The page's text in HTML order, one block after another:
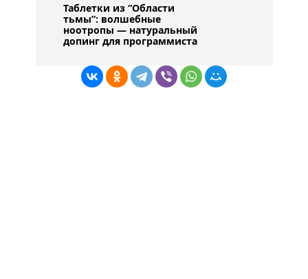
Таблетки из “Области
тьмы”: волшебные
ноотропы — натуральный
допинг для программиста